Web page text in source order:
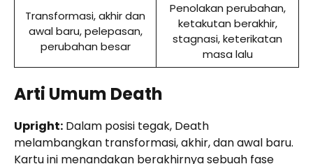
Transformasi, akhir dan
awal baru, pelepasan,
perubahan besar
Penolakan perubahan,
ketakutan berakhir,
stagnasi, keterikatan
masa lalu
Arti Umum Death
Upright: Dalam posisi tegak, Death
melambangkan transformasi, akhir, dan awal baru.
Kartu ini menandakan berakhirnya sebuah fase